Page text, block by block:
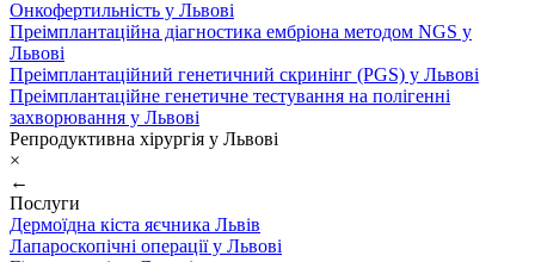
Онкофертильність у Львові
Преімплантаційна діагностика ембріона методом NGS у
Львові
Преімплантаційний генетичний скринінг (PGS) у Львові
Преімплантаційне генетичне тестування на полігенні
захворювання у Львові
Репродуктивна хірургія у Львові
×
←
Послуги
Дермоїдна кіста яєчника Львів
Лапароскопічні операції у Львові